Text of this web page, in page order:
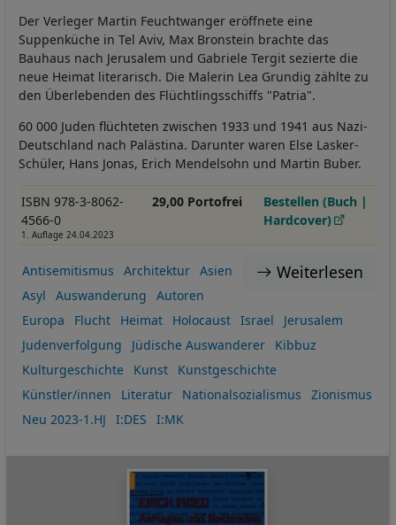
Der Verleger Martin Feuchtwanger eröffnete eine
Suppenküche in Tel Aviv, Max Bronstein brachte das
Bauhaus nach Jerusalem und Gabriele Tergit sezierte die
neue Heimat literarisch. Die Malerin Lea Grundig zählte zu
den Überlebenden des Flüchtlingsschiffs "Patria".
60 000 Juden flüchteten zwischen 1933 und 1941 aus Nazi-
Deutschland nach Palästina. Darunter waren Else Lasker-
Schüler, Hans Jonas, Erich Mendelsohn und Martin Buber.
ISBN 978-3-8062-
4566-0
1. Auflage 24.04.2023
29,00 Portofrei
Bestellen (Buch |
Hardcover)
Weiterlesen
Antisemitismus Architektur
Asien
Asyl
Auswanderung
Autoren
Europa
Flucht Heimat Holocaust Israel
Jerusalem
Judenverfolgung
Jüdische Auswanderer
Kibbuz
Kulturgeschichte
Kunst
Kunstgeschichte
Künstler/innen
Literatur Nationalsozialismus
Zionismus
Neu 2023-1.HJ
I:DES I:MK